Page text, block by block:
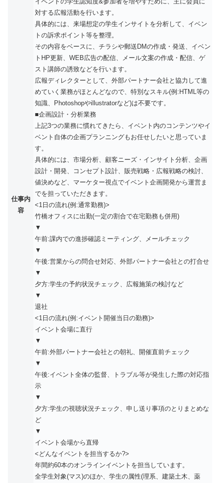
仕事内
容
対する広報活動を行います。
具体的には、来場想定の学生インサイトを分析して、イベン
トの訴求ポイント等を整理。
その内容をベースに、チラシや郵送DMの作成・発送、イベン
トHP更新、WEB広告の配信、メール文案の作成・配信、ゲ
スト講師の誘致などを行います。
広報ディレクターとして、外部パートナー会社と協力して進
めていく業務がほとんどなので、特別なスキル(例:HTML等の
知識、Photoshopやillustratorなど)は不要です。
■企画設計・分析業務
上記3つの業務に慣れてきたら、イベント内のコンテンツやイ
ベント自体の企画プランニングもお任せしたいと思っていま
す。
具体的には、市場分析、顧客ニーズ・インサイト分析、企画
設計・開発、コンセプト設計、販売戦略・広報戦略の検討、
値決めなど、マーケター視点でイベント企画開発から運営ま
でを担っていただきます。
<1日の流れ(例:通常勤務)>
竹橋オフィスに出勤(一定の割合で在宅勤務も併用)
▼
午前:課内での進捗確認ミーティング、メールチェック
▼
午後:営業からの問合せ対応、外部パートナー会社との打合せ
▼
夕方:学生の予約状況チェック、広報施策の検討など
▼
退社
<1日の流れ(例:イベント開催当日の勤務)>
イベント会場に直行
▼
午前:外部パートナー会社との朝礼、開催直前チェック
▼
午後:イベント全体の監督、トラブル等が発生した際の対応指
示
▼
夕方:学生の視聴状況チェック、申し送り事項のとりまとめな
ど
▼
イベント会場から直帰
<どんなイベントを担当するか?>
年間約60本のオンラインイベントを担当しています。
全学生対象(マス)のほか、学生の属性(理系、建築土木、薬